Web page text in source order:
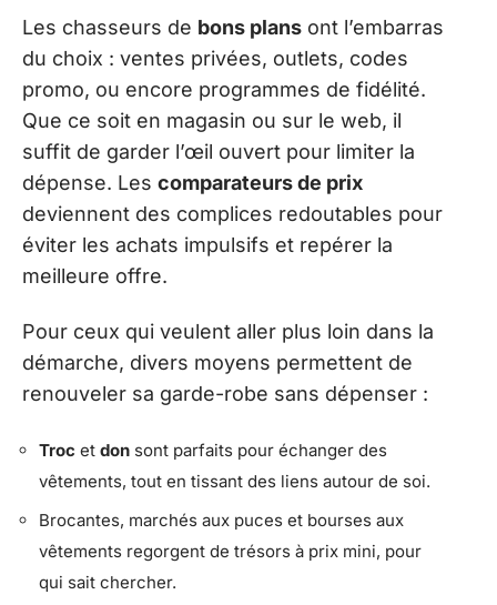
Les chasseurs de bons plans ont l’embarras
du choix : ventes privées, outlets, codes
promo, ou encore programmes de fidélité.
Que ce soit en magasin ou sur le web, il
suffit de garder l’œil ouvert pour limiter la
dépense. Les comparateurs de prix
deviennent des complices redoutables pour
éviter les achats impulsifs et repérer la
meilleure offre.
Pour ceux qui veulent aller plus loin dans la
démarche, divers moyens permettent de
renouveler sa garde-robe sans dépenser :
Troc et don sont parfaits pour échanger des
vêtements, tout en tissant des liens autour de soi.
Brocantes, marchés aux puces et bourses aux
vêtements regorgent de trésors à prix mini, pour
qui sait chercher.